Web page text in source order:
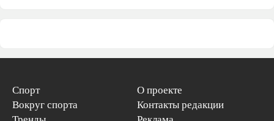
Спорт
Вокруг спорта
О проекте
Контакты редакции